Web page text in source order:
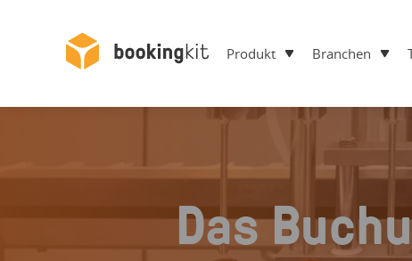
Produkt Branchen
Das